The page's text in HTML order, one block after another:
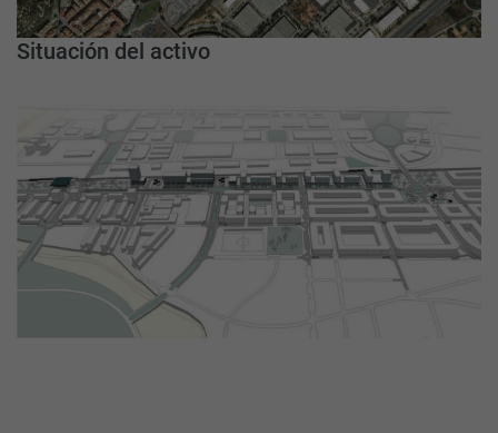
Situación del activo